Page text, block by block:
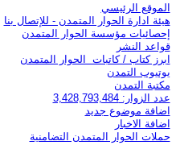
الموقع الرئيسي
هيئة ادارة الحوار المتمدن - للإتصال بنا
إحصائيات مؤسسة الحوار المتمدن
قواعد النشر
ابرز كتاب / كاتبات الحوار المتمدن
يوتيوب التمدن
مكتبة التمدن
عدد الزوار: 3,428,793,484
اضافة موضوع جديد
اضافة الاخبار
حملات الحوار المتمدن التضامنية